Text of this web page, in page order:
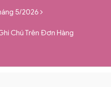
5/2026
Chú Trên Đơn Hàng